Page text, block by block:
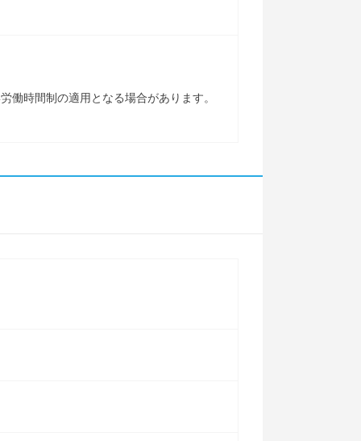
時間制の適用となる場合があります。